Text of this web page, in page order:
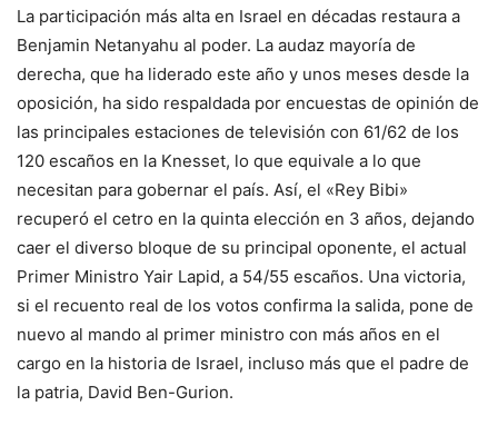
La participación más alta en Israel en décadas restaura a
Benjamin Netanyahu al poder. La audaz mayoría de
derecha, que ha liderado este año y unos meses desde la
oposición, ha sido respaldada por encuestas de opinión de
las principales estaciones de televisión con 61/62 de los
120 escaños en la Knesset, lo que equivale a lo que
necesitan para gobernar el país. Así, el «Rey Bibi»
recuperó el cetro en la quinta elección en 3 años, dejando
caer el diverso bloque de su principal oponente, el actual
Primer Ministro Yair Lapid, a 54/55 escaños. Una victoria,
si el recuento real de los votos confirma la salida, pone de
nuevo al mando al primer ministro con más años en el
cargo en la historia de Israel, incluso más que el padre de
la patria, David Ben-Gurion.